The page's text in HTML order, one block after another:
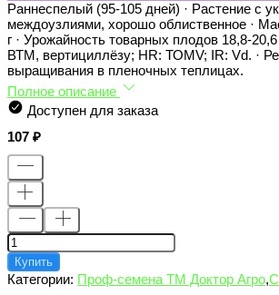
Раннеспелый (95-105 дней) · Растение с
междоузлиями, хорошо облиственное ·
г · Урожайность товарных плодов 18,8-20,6
ВТМ, вертициллёзу; НR: ТОМV; IR: Vd. ·
выращивания в пленочных теплицах.
Полное описание
Доступен для заказа
107
Купить
Категории: Проф-семена ТМ Доктор Агро,